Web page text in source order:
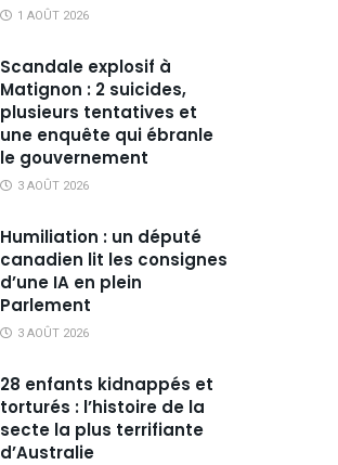
1 AOÛT 2026
Scandale explosif à
Matignon : 2 suicides,
plusieurs tentatives et
une enquête qui ébranle
le gouvernement
3 AOÛT 2026
Humiliation : un député
canadien lit les consignes
d’une IA en plein
Parlement
3 AOÛT 2026
28 enfants kidnappés et
torturés : l’histoire de la
secte la plus terrifiante
d’Australie